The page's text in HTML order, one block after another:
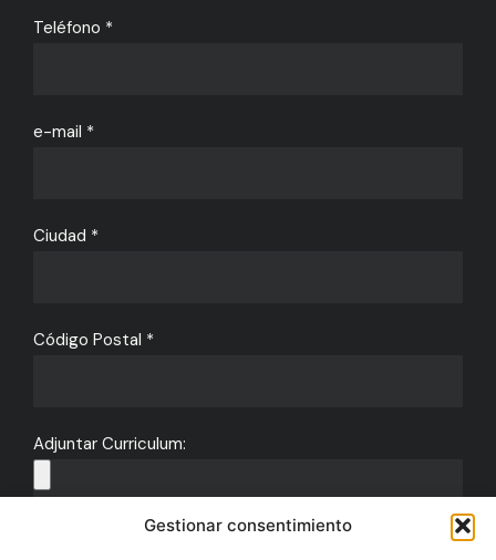
Gestionar consentimiento
Teléfono *
e-mail *
Ciudad *
Código Postal *
Adjuntar Curriculum:
He leído y acepto laPolítica de Privacidad